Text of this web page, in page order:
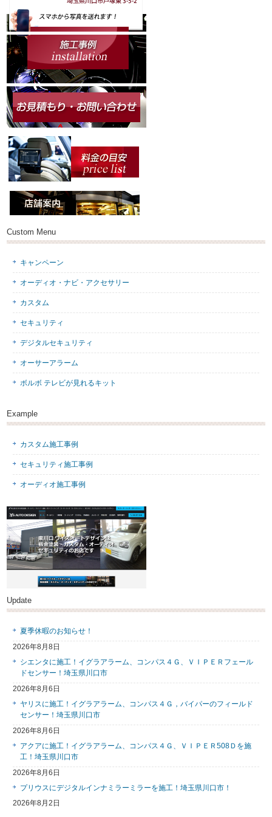
Custom Menu
キャンペーン
オーディオ・ナビ・アクセサリー
カスタム
セキュリティ
デジタルセキュリティ
オーサーアラーム
ボルボ テレビが見れるキット
Example
カスタム施工事例
セキュリティ施工事例
オーディオ施工事例
Update
夏季休暇のお知らせ！
2026年8月8日
シエンタに施工！イグラアラーム、コンパス４Ｇ、ＶＩＰＥＲフェール
ドセンサー！埼玉県川口市
2026年8月6日
ヤリスに施工！イグラアラーム、コンパス４Ｇ，バイパーのフィールド
センサー！埼玉県川口市
2026年8月6日
アクアに施工！イグラアラーム、コンパス４Ｇ、ＶＩＰＥＲ508Ｄを施
工！埼玉県川口市
2026年8月6日
プリウスにデジタルインナミラーミラーを施工！埼玉県川口市！
2026年8月2日